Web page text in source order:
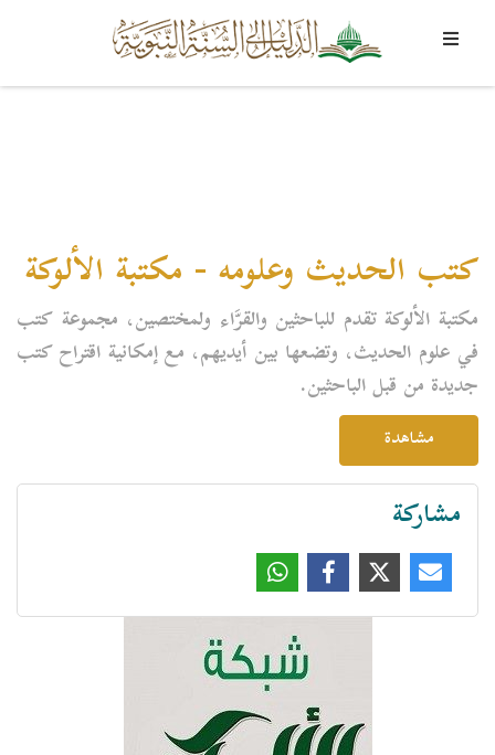
كتب الحديث وعلومه - مكتبة الألوكة
مكتبة الألوكة تقدم للباحثين والقرَّاء ولمختصين، مجموعة كتب
في علوم الحديث، وتضعها بين أيديهم، مع إمكانية اقتراح كتب
جديدة من قبل الباحثين.
مشاهدة
مشاركة